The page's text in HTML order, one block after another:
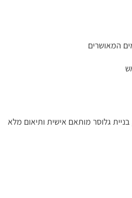
המאושרים
גלוסר מותאם אישית ותיאום מלא